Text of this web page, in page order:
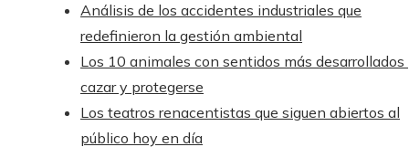
Análisis de los accidentes industriales que
redefinieron la gestión ambiental
Los 10 animales con sentidos más desarrollados
cazar y protegerse
Los teatros renacentistas que siguen abiertos al
público hoy en día